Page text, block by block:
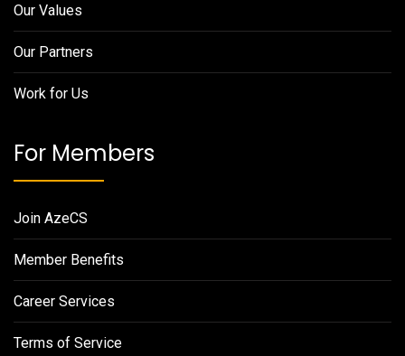
Our Values
Our Partners
Work for Us
For Members
Join AzeCS
Member Benefits
Career Services
Terms of Service